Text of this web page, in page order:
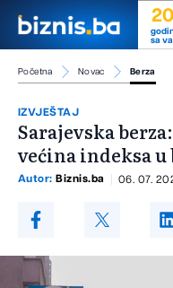
sa
Početna Novac Berza
IZVJEŠTAJ
Sarajevska
većina indeksa
Autor: Biznis.ba 06. 07.